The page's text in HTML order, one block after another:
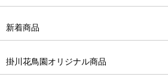
新着商品
掛川花鳥園オリジナル商品